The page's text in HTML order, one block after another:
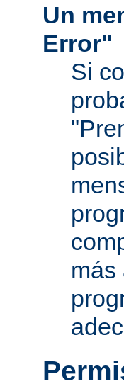
Un
Error"
Si
más